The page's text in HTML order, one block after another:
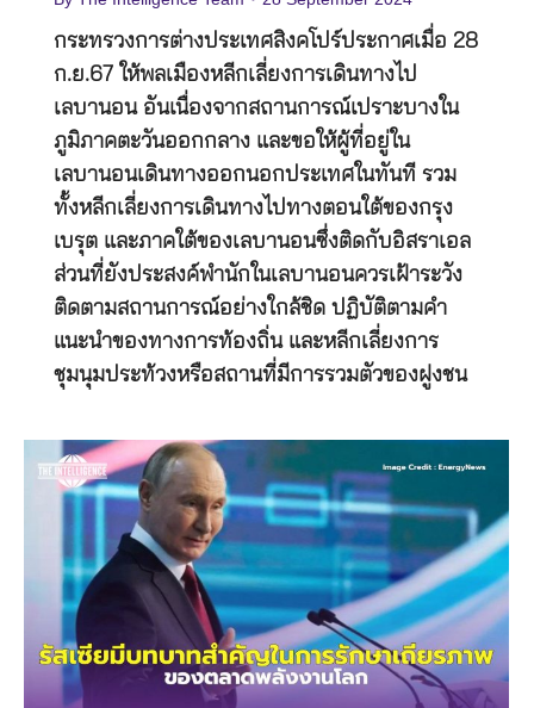
กระทรวงการต่างประเทศสิงคโปร์ประกาศเมื่อ 28
ก.ย.67 ให้พลเมืองหลีกเลี่ยงการเดินทางไป
เลบานอน อันเนื่องจากสถานการณ์เปราะบางใน
ภูมิภาคตะวันออกกลาง และขอให้ผู้ที่อยู่ใน
เลบานอนเดินทางออกนอกประเทศในทันที รวม
ทั้งหลีกเลี่ยงการเดินทางไปทางตอนใต้ของกรุง
เบรุต และภาคใต้ของเลบานอนซึ่งติดกับอิสราเอล
ส่วนที่ยังประสงค์พำนักในเลบานอนควรเฝ้าระวัง
ติดตามสถานการณ์อย่างใกล้ชิด ปฏิบัติตามคำ
แนะนำของทางการท้องถิ่น และหลีกเลี่ยงการ
ชุมนุมประท้วงหรือสถานที่มีการรวมตัวของฝูงชน